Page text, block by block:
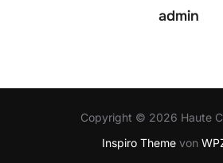
admin
Copyright © 2026 Haute
Inspiro Theme von